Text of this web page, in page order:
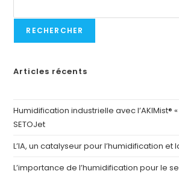
RECHERCHER
Articles récents
Humidification industrielle avec l’AKIMist®
SETOJet
L’IA, un catalyseur pour l’humidification et
L’importance de l’humidification pour le